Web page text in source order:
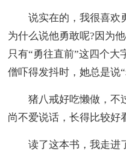
说实在的，我很喜欢
为什么说他勇敢呢?因为
只有“勇往直前”这四个
僧吓得发抖时，她总是说
猪八戒好吃懒做，不
尚不爱说话，长得比较好
读了这本书，我走进